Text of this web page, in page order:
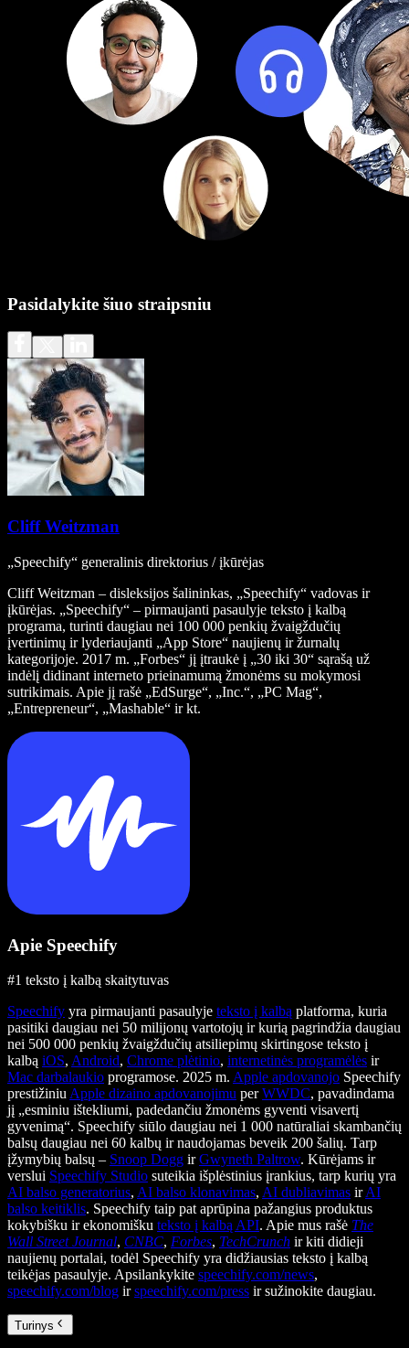
Pasidalykite šiuo straipsniu
Cliff Weitzman
„Speechify“ generalinis direktorius / įkūrėjas
Cliff Weitzman – disleksijos šalininkas, „Speechify“ vadovas ir
įkūrėjas. „Speechify“ – pirmaujanti pasaulyje teksto į kalbą
programa, turinti daugiau nei 100 000 penkių žvaigždučių
įvertinimų ir lyderiaujanti „App Store“ naujienų ir žurnalų
kategorijoje. 2017 m. „Forbes“ jį įtraukė į „30 iki 30“ sąrašą už
indėlį didinant interneto prieinamumą žmonėms su mokymosi
sutrikimais. Apie jį rašė „EdSurge“, „Inc.“, „PC Mag“,
„Entrepreneur“, „Mashable“ ir kt.
Apie Speechify
#1 teksto į kalbą skaitytuvas
Speechify yra pirmaujanti pasaulyje teksto į kalbą platforma, kuria
pasitiki daugiau nei 50 milijonų vartotojų ir kurią pagrindžia daugiau
nei 500 000 penkių žvaigždučių atsiliepimų skirtingose teksto į
kalbą iOS, Android, Chrome plėtinio, internetinės programėlės ir
Mac darbalaukio programose. 2025 m. Apple apdovanojo Speechify
prestižiniu Apple dizaino apdovanojimu perWWDC, pavadindama
jį „esminiu ištekliumi, padedančiu žmonėms gyventi visavertį
gyvenimą“. Speechify siūlo daugiau nei 1 000 natūraliai skambančių
balsų daugiau nei 60 kalbų ir naudojamas beveik 200 šalių. Tarp
įžymybių balsų – Snoop Dogg irGwyneth Paltrow. Kūrėjams ir
verslui Speechify Studio suteikia išplėstinius įrankius, tarp kurių yra
AI balso generatorius, AI balso klonavimas, AI dubliavimas irAI
balso keitiklis. Speechify taip pat aprūpina pažangius produktus
kokybišku ir ekonomišku teksto į kalbą API. Apie mus rašė The
Wall Street Journal, CNBC, Forbes, TechCrunch ir kiti didieji
naujienų portalai, todėl Speechify yra didžiausias teksto į kalbą
teikėjas pasaulyje. Apsilankykite speechify.com/news,
speechify.com/blog irspeechify.com/press ir sužinokite daugiau.
Turinys